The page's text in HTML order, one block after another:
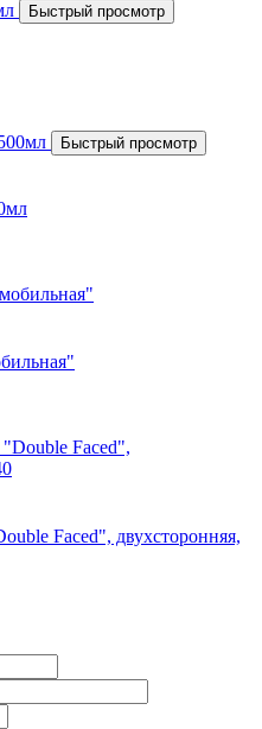
Быстрый просмотр
Быстрый просмотр
Faced", двухсторонняя,